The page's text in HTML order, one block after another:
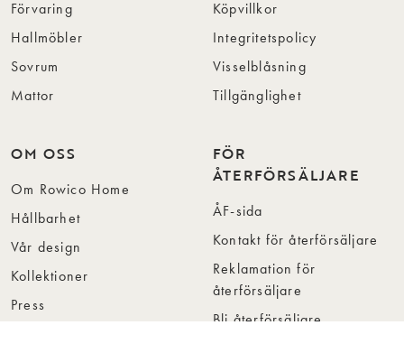
Förvaring
Hallmöbler
Sovrum
Mattor
Köpvillkor
Integritetspolicy
Visselblåsning
Tillgänglighet
OM OSS
Om Rowico Home
Hållbarhet
Vår design
Kollektioner
Press
FÖR
ÅTERFÖRSÄLJARE
ÅF-sida
Kontakt för återförsäljare
Reklamation för
återförsäljare
Bli återförsäljare